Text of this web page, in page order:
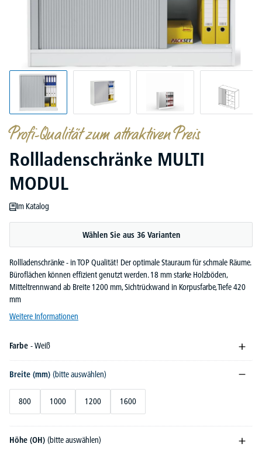
Profi-Qualität zum attraktiven Preis
Rollladenschränke MULTI
MODUL
Im Katalog
Wählen Sie aus 36 Varianten
Rollladenschränke - in TOP Qualität! Der optimale Stauraum für schmale Räume.
Büroflächen können effizient genutzt werden. 18 mm starke Holzböden,
Mitteltrennwand ab Breite 1200 mm, Sichtrückwand in Korpusfarbe, Tiefe 420
mm
Weitere Informationen
Farbe - Weiß
Breite (mm) (bitte auswählen)
800 1000 1200 1600
Höhe (OH) (bitte auswählen)